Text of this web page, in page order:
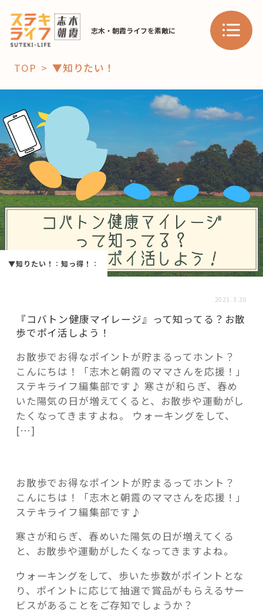
志木・朝霞ライフを素敵に
「コト」
子育て
暮らし
おすすめ
スポット 学び・教育
「場」
HAREL HAREL
活用事例
「モノ」
fleXe リノベ事例
「ひと」
これからの暮らし 住み替え相談
記事検索
TOP ▼知りたい！
▼知りたい！ ：知っ得！ ：
2021.3.30
『コバトン健康マイレージ』って知ってる？お散
歩でポイ活しよう！
お散歩でお得なポイントが貯まるってホント？
こんにちは！「志木と朝霞のママさんを応援！」
ステキライフ編集部です♪ 寒さが和らぎ、春め
いた陽気の日が増えてくると、お散歩や運動がし
たくなってきますよね。 ウォーキングをして、
[…]
お散歩でお得なポイントが貯まるってホント？
こんにちは！「志木と朝霞のママさんを応援！」
ステキライフ編集部です♪
寒さが和らぎ、春めいた陽気の日が増えてくる
と、お散歩や運動がしたくなってきますよね。
ウォーキングをして、歩いた歩数がポイントとな
り、ポイントに応じて抽選で賞品がもらえるサー
ビスがあることをご存知でしょうか？